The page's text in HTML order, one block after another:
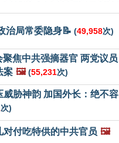
治局常委隐身📝 (49,958次)
焦中共强摘器官 两党议员
案 🖼️ (55,231次)
威胁神韵 加国外长：绝不容
次)
对付吃特供的中共官员 🖼️